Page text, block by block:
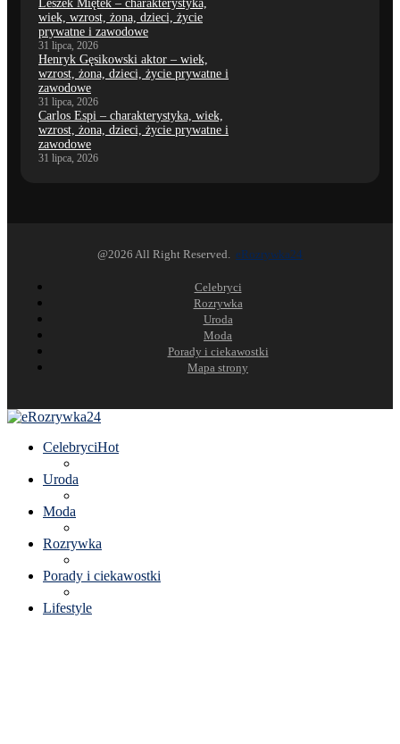
Leszek Miętek – charakterystyka,
wiek, wzrost, żona, dzieci, życie
prywatne i zawodowe
31 lipca, 2026
Henryk Gęsikowski aktor – wiek,
wzrost, żona, dzieci, życie prywatne i
zawodowe
31 lipca, 2026
Carlos Espi – charakterystyka, wiek,
wzrost, żona, dzieci, życie prywatne i
zawodowe
31 lipca, 2026
@2026 All Right Reserved. eRozrywka24
Celebryci
Rozrywka
Uroda
Moda
Porady i ciekawostki
Mapa strony
CelebryciHot
Uroda
Moda
Rozrywka
Porady i ciekawostki
Lifestyle